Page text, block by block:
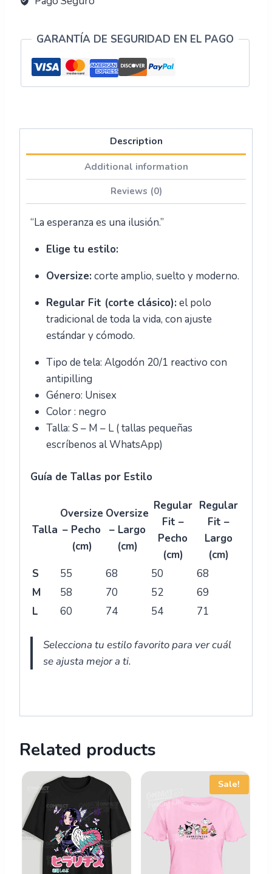
GARANTÍA DE SEGURIDAD EN EL PAGO
Description
Additional information
Reviews (0)
“La esperanza es una ilusión.”
Elige tu estilo:
Oversize: corte amplio, suelto y moderno.
Regular Fit (corte clásico): el polo
tradicional de toda la vida, con ajuste
estándar y cómodo.
Tipo de tela: Algodón 20/1 reactivo con
antipilling
Género: Unisex
Color : negro
Talla: S – M – L ( tallas pequeñas
escríbenos al WhatsApp)
Guía de Tallas por Estilo
Talla
Oversize
– Pecho
(cm)
Oversize
– Largo
(cm)
Regular
Fit –
Pecho
(cm)
Regular
Fit –
Largo
(cm)
S
55 68 50
68
M
58 70 52
69
L
60 74 54 71
Selecciona tu estilo favorito para ver cuál
se ajusta mejor a ti.
Related products
Sale!